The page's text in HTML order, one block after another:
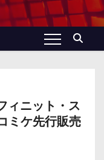
ィニット・ス
ミケ先行販売